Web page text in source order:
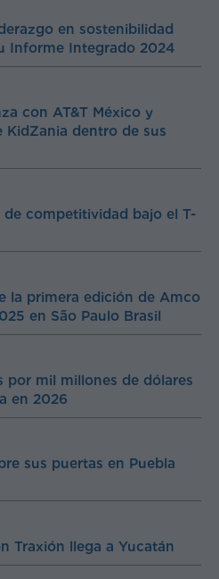
en sostenibilidad
Informe Integrado 2024
con AT&T México y
dentro de sus
competitividad bajo el T-
la primera edición de Amco
en São Paulo Brasil
por mil millones de dólares
en 2026
sus puertas en Puebla
Traxión llega a Yucatán